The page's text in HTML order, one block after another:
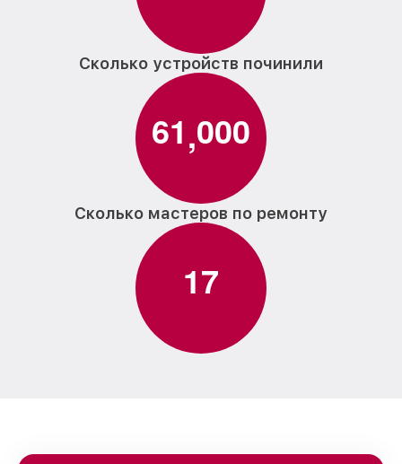
Сколько устройств починили
61,000
Сколько мастеров по ремонту
17